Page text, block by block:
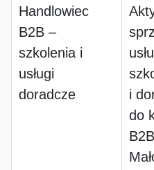
Handlowiec
B2B –
szkolenia i
usługi
doradcze
i
do